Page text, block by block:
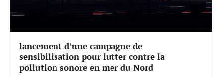
lancement d’une campagne de
sensibilisation pour lutter contre la
pollution sonore en mer du Nord